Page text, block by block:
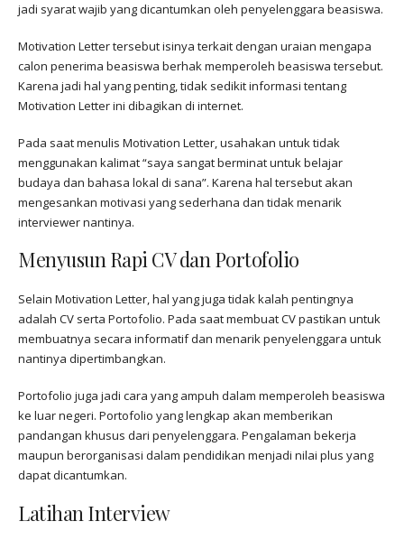
jadi syarat wajib yang dicantumkan oleh penyelenggara beasiswa.
Motivation Letter tersebut isinya terkait dengan uraian mengapa
calon penerima beasiswa berhak memperoleh beasiswa tersebut.
Karena jadi hal yang penting, tidak sedikit informasi tentang
Motivation Letter ini dibagikan di internet.
Pada saat menulis Motivation Letter, usahakan untuk tidak
menggunakan kalimat “saya sangat berminat untuk belajar
budaya dan bahasa lokal di sana”. Karena hal tersebut akan
mengesankan motivasi yang sederhana dan tidak menarik
interviewer nantinya.
Menyusun Rapi CV dan Portofolio
Selain Motivation Letter, hal yang juga tidak kalah pentingnya
adalah CV serta Portofolio. Pada saat membuat CV pastikan untuk
membuatnya secara informatif dan menarik penyelenggara untuk
nantinya dipertimbangkan.
Portofolio juga jadi cara yang ampuh dalam memperoleh beasiswa
ke luar negeri. Portofolio yang lengkap akan memberikan
pandangan khusus dari penyelenggara. Pengalaman bekerja
maupun berorganisasi dalam pendidikan menjadi nilai plus yang
dapat dicantumkan.
Latihan Interview